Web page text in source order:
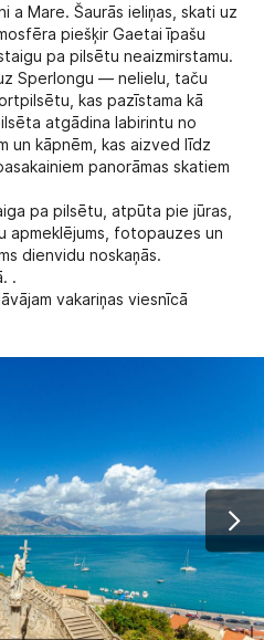
a Mare. Šaurās ieliņas, skati uz
piešķir Gaetai īpašu
pa pilsētu neaizmirstamu.
Sperlongu — nelielu, taču
kas pazīstama kā
atgādina labirintu no
un kāpnēm, kas aizved līdz
panorāmas skatiem
pa pilsētu, atpūta pie jūras,
apmeklējums, fotopauzes un
dienvidu noskaņās.
.
vakariņas viesnīcā